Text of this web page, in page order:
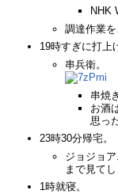
NHK
調達作業を
19時すぎに打上
串兵衛。
串焼
お酒
思っ
23時30分帰宅。
ジョジョ
まで見てし
1時就寝。